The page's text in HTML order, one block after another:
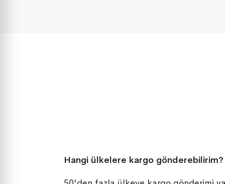
Hangi ülkelere kargo gönderebilirim?